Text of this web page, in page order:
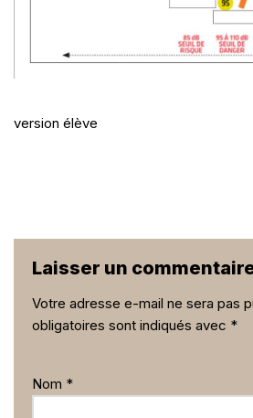
version élève
Laisser un
Votre adresse e-mail ne sera pas
obligatoires sont indiqués avec *
Nom *